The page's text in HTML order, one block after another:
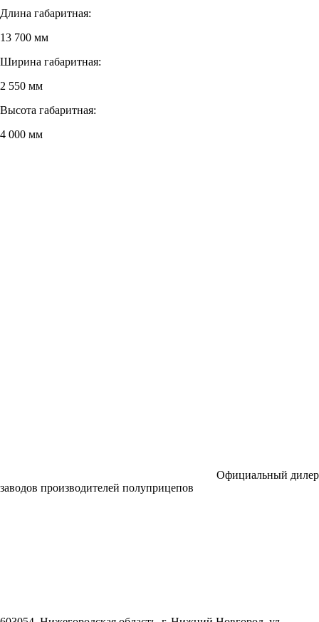
Длина габаритная:
13 700 мм
Ширина габаритная:
2 550 мм
Высота габаритная:
4 000 мм
Официальный дилер
заводов производителей полуприцепов